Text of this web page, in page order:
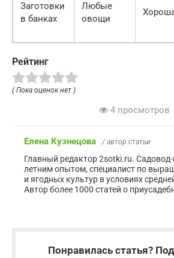
Заготовки
в банках
Любые
овощи
Рейтинг
( Пока оценок нет )
4 просмотров
Елена Кузнецова / автор статьи
Главный редактор 2sotki.ru.
летним опытом, специалист по
и ягодных культур в условиях
Автор более 1000 статей о
Понравилась статья?